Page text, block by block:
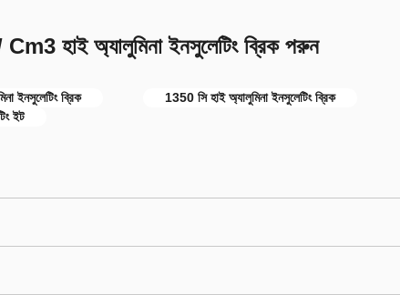
হাই অ্যালুমিনা ইনসুলেটিং ব্রিক পরুন
ইনসুলেটিং ব্রিক
1350 সি হাই অ্যালুমিনা ইনসুলেটিং ব্রিক
ইট